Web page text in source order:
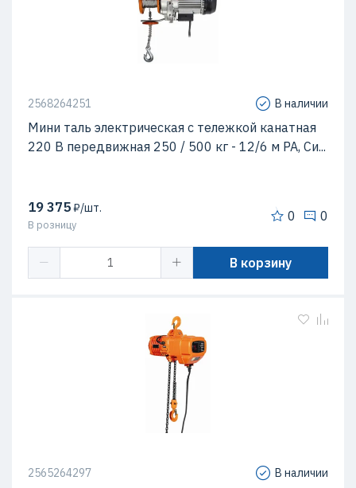
2568264251 В наличии
Мини таль электрическая с тележкой канатная
220 В передвижная 250 / 500 кг - 12/6 м РА, Си...
19 375₽/шт.
В розницу
0 0
В корзину
2565264297 В наличии